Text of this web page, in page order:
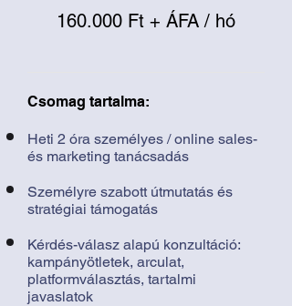
160.000 Ft + ÁFA / hó
Csomag tartalma:
Heti 2 óra személyes / online sales-
és marketing tanácsadás
Személyre szabott útmutatás és
stratégiai támogatás
Kérdés-válasz alapú konzultáció:
kampányötletek, arculat,
platformválasztás, tartalmi
javaslatok